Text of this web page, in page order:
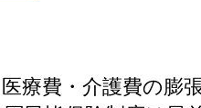
療費・介護費の膨